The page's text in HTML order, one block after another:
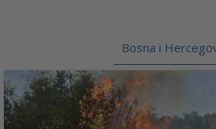
Bosna i